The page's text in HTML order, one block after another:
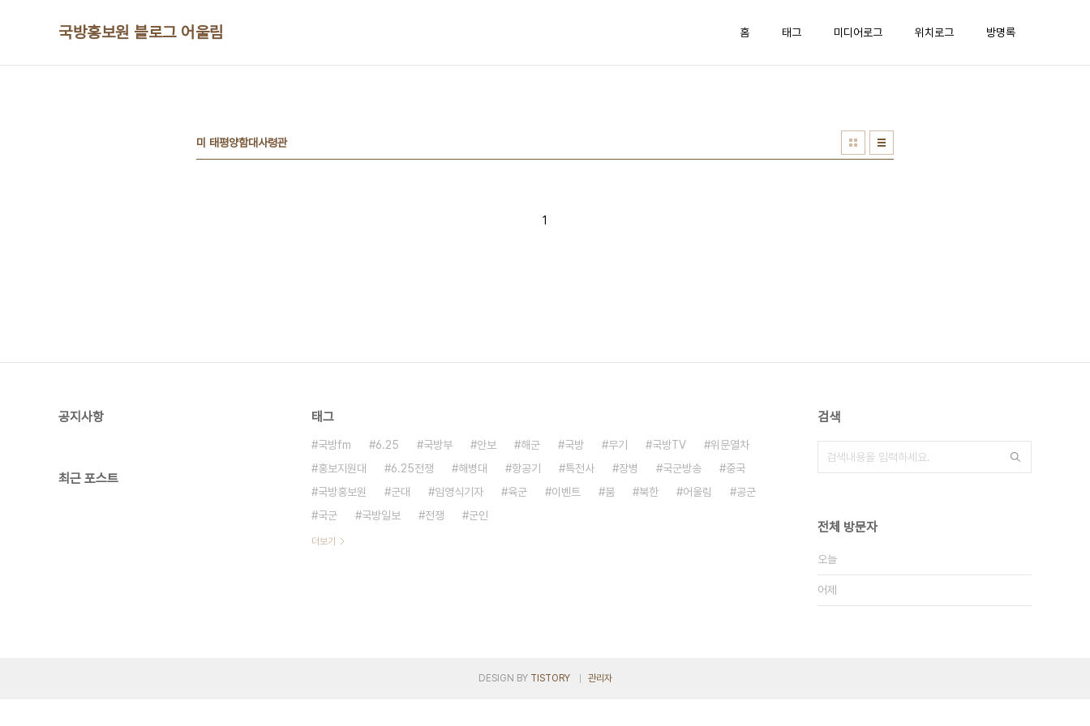
국방홍보원 블로그 어울림 홈 태그 미디어로그 위치로그 방명록
미 태평양함대사령관
1
공지사항
최근 포스트
태그
국방fm 6.25 국방부 안보 해군 국방 무기 국방TV
위문열차
홍보지원대
6.25전쟁 해병대 항공기 특전사 장병 국군방송
중국
국방홍보원
군대 임영식기자 육군 이벤트 붐 북한 어울림
공군
국군
국방일보 전쟁 군인
더보기
검색
전체 방문자
오늘
어제
DESIGN BY TISTORY 관리자